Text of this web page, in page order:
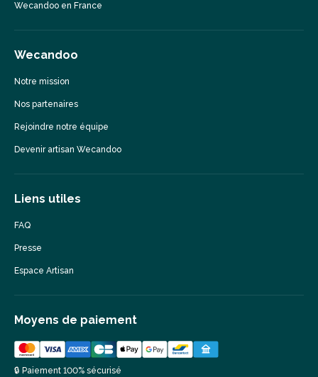
Wecandoo en France
Wecandoo
Notre mission
Nos partenaires
Rejoindre notre équipe
Devenir artisan Wecandoo
Liens utiles
FAQ
Presse
Espace Artisan
Moyens de paiement
🔒 Paiement 100% sécurisé